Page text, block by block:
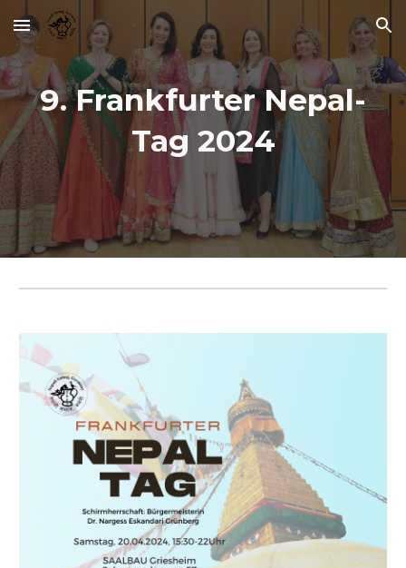
Skip to main content Skip to navigation
9. Frankfurter Nepal-
Tag 2024